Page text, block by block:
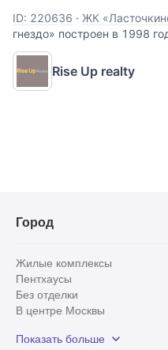
ID: 220636 · ЖК
гнездо» построен в 1998
Москва в
- расположен в 5 ти
м. Новослободская, а
Rise Up realty
Город
Жилые комплексы
Пентхаусы
Без отделки
В центре Москвы
Рядом с парком
Показать больше